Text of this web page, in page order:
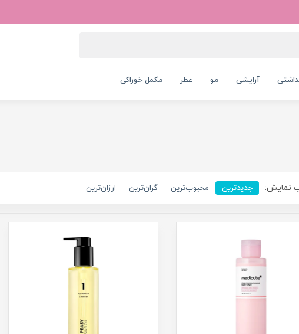
آرایشی مو عطر مکمل خوراکی
نمایش: جدیدترین محبوب‌ترین گران‌ترین ارزان‌ترین